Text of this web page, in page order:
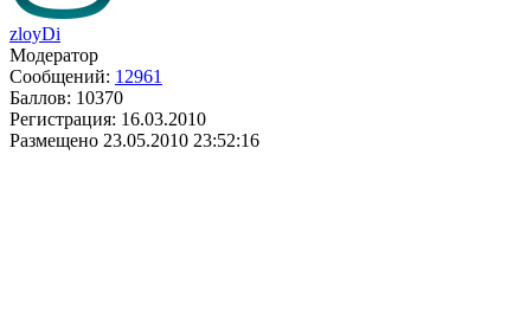
zloyDi
Модератор
Сообщений: 12961
Баллов: 10370
Регистрация: 16.03.2010
Размещено 23.05.2010 23:52:16